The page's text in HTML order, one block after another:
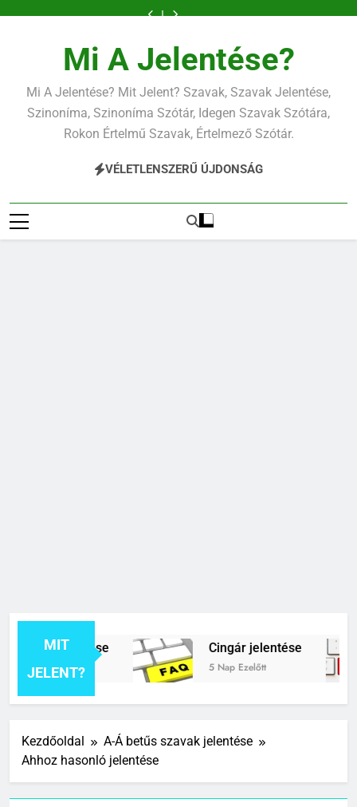
Mi A Jelentése?
Mi A Jelentése? Mit Jelent? Szavak, Szavak Jelentése,
Szinoníma, Szinoníma Szótár, Idegen Szavak Szótára,
Cingár jelentése
5 Nap Ezelőtt
Kezdőoldal
A-Á betűs szavak jelentése